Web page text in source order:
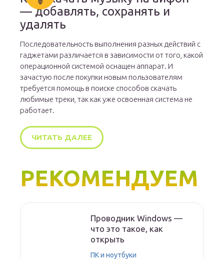
— добавлять, сохранять и
удалять
Последовательность выполнения разных действий с
гаджетами различается в зависимости от того, какой
операционной системой оснащен аппарат. И
зачастую после покупки новым пользователям
требуется помощь в поиске способов скачать
любимые треки, так как уже освоенная система не
работает.
ЧИТАТЬ ДАЛЕЕ
РЕКОМЕНДУЕМ
Проводник Windows —
что это такое, как
открыть
ПК и ноутбуки